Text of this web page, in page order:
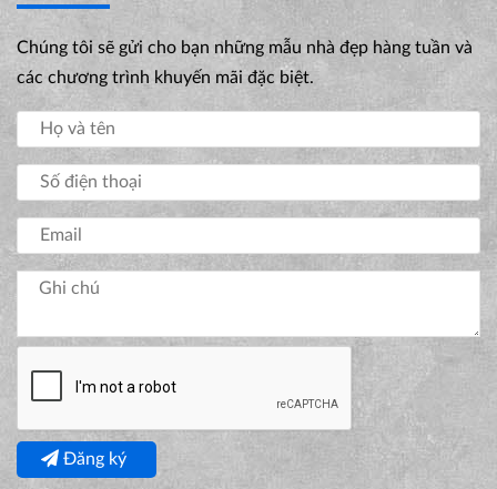
Chúng tôi sẽ gửi cho bạn những mẫu nhà đẹp hàng tuần và
các chương trình khuyến mãi đặc biệt.
Đăng ký